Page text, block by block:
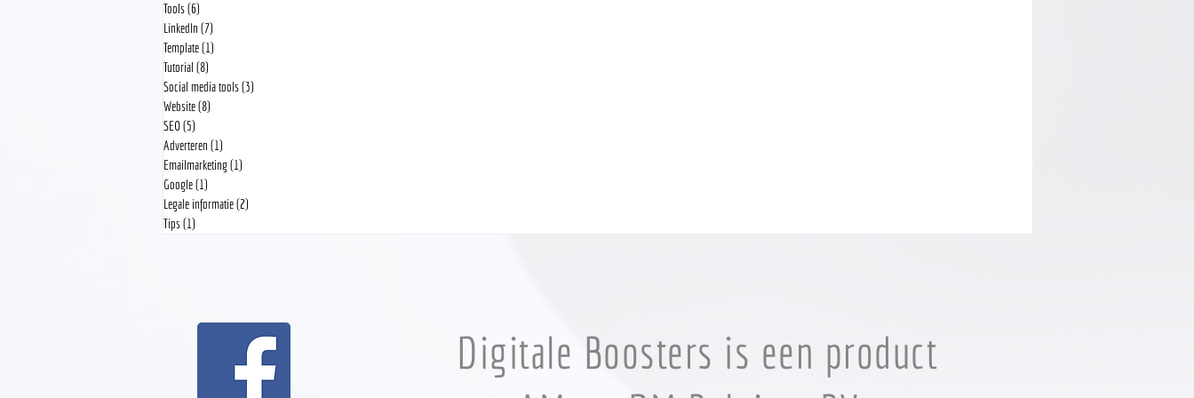
Tools(6)
LinkedIn (7)
Template(1)
Tutorial (8)
Social media tools(3)
Website(8)
SEO(5)
Adverteren (1)
Emailmarketing(1)
Google(1)
Legale informatie(2)
Tips(1)
Digitale Boosters is een product